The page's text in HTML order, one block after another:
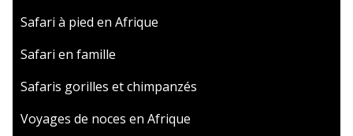
Safari à pied en Afrique
Safari en famille
Safaris gorilles et chimpanzés
Voyages de noces en Afrique